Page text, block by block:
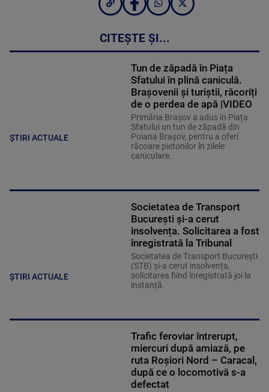
CITEȘTE ȘI...
ȘTIRI ACTUALE
Tun de zăpadă în Piața
Sfatului în plină caniculă.
Brașovenii și turiștii, răcoriți
de o perdea de apă |VIDEO
Primăria Brașov a adus în Piața
Sfatului un tun de zăpadă din
Poiana Brașov, pentru a oferi
răcoare pietonilor în zilele
caniculare.
ȘTIRI ACTUALE
Societatea de Transport
București și-a cerut
insolvența. Solicitarea a fost
înregistrată la Tribunal
Societatea de Transport București
(STB) și-a cerut insolvența,
solicitarea fiind înregistrată joi la
instanță.
Trafic feroviar întrerupt,
miercuri după amiază, pe
ruta Roşiori Nord – Caracal,
după ce o locomotivă s-a
defectat